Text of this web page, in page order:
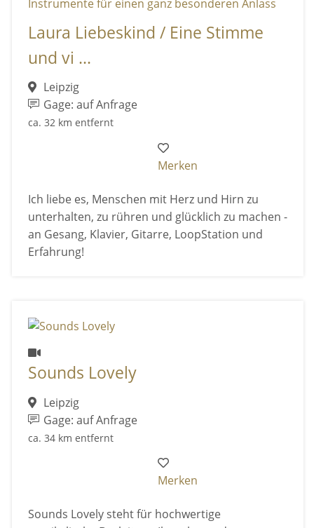
Laura Liebeskind / Eine Stimme
und vi ...
Leipzig
Gage: auf Anfrage
ca. 32 km entfernt
Merken
Ich liebe es, Menschen mit Herz und Hirn zu
unterhalten, zu rühren und glücklich zu machen -
an Gesang, Klavier, Gitarre, LoopStation und
Erfahrung!
Sounds Lovely
Leipzig
Gage: auf Anfrage
ca. 34 km entfernt
Merken
Sounds Lovely steht für hochwertige